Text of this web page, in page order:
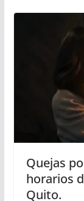
Quejas
horarios
Quito.